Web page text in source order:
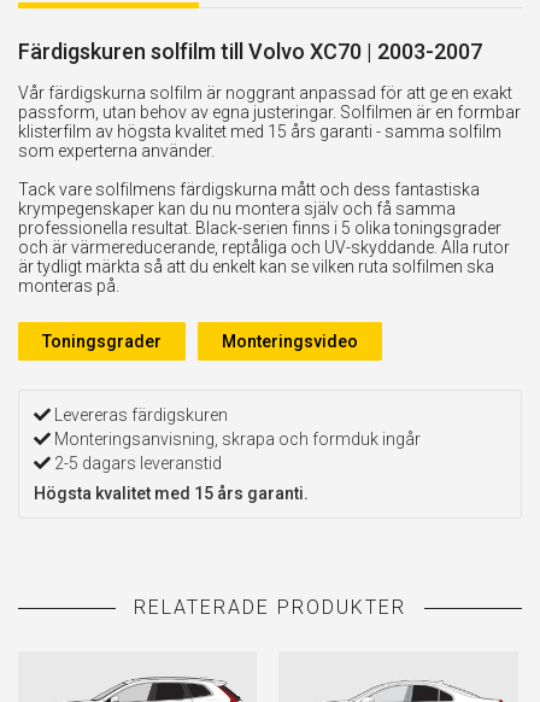
Färdigskuren solfilm till Volvo XC70 | 2003-2007
Vår färdigskurna solfilm är noggrant anpassad för att ge en exakt
passform, utan behov av egna justeringar. Solfilmen är en formbar
klisterfilm av högsta kvalitet med 15 års garanti - samma solfilm
som experterna använder.
Tack vare solfilmens färdigskurna mått och dess fantastiska
krympegenskaper kan du nu montera själv och få samma
professionella resultat. Black-serien finns i 5 olika toningsgrader
och är värmereducerande, reptåliga och UV-skyddande. Alla rutor
är tydligt märkta så att du enkelt kan se vilken ruta solfilmen ska
monteras på.
Toningsgrader Monteringsvideo
Levereras färdigskuren
Monteringsanvisning, skrapa och formduk ingår
2-5 dagars leveranstid
Högsta kvalitet med 15 års garanti.